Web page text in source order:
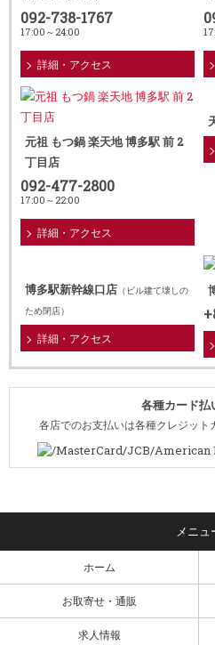
092-738-1767
17:00～24:00
詳細・アクセス
元祖 もつ鍋 楽天地 博多駅 前 2
丁目店
092-477-2800
17:00～22:00
詳細・アクセス
博多駅新幹線口店 （ビル建て壊しの
ため閉店）
詳細・アクセス
各種カード払
各店でのお支払いは各種クレジット
ホーム
お取寄せ・通販
求人情報